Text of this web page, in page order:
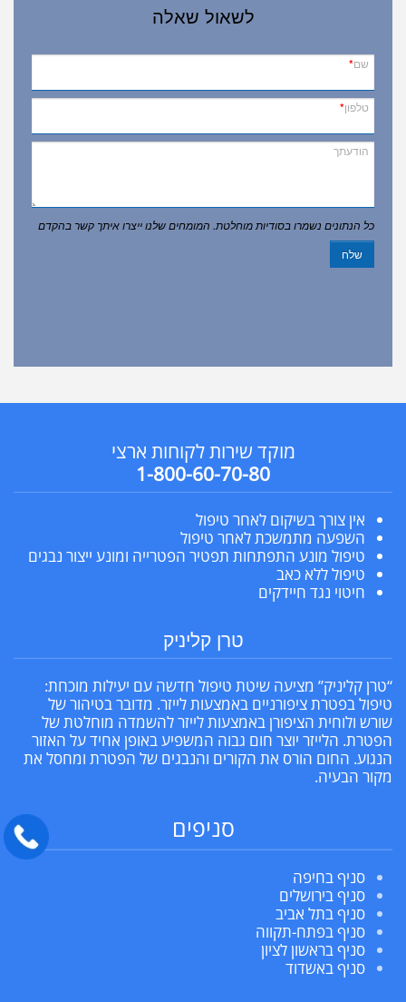
לשאול שאלה
שם*
טלפון*
הודעתך
כל הנתונים נשמרו בסודיות מוחלטת. המומחים שלנו ייצרו איתך קשר בהקדם
שלח
מוקד שירות לקוחות ארצי
1-800-60-70-80
אין צורך בשיקום לאחר טיפול
השפעה מתמשכת לאחר טיפול
טיפול מונע התפתחות תפטיר הפטרייה ומונע ייצור נבגים
טיפול ללא כאב
חיטוי נגד חיידקים
טרן קליניק
“טרן קליניק” מציעה שיטת טיפול חדשה עם יעילות מוכחת:
טיפול בפטרת ציפורניים באמצעות לייזר. מדובר בטיהור של
שורש ולוחית הציפורן באמצעות לייזר להשמדה מוחלטת של
הפטרת. הלייזר יוצר חום גבוה המשפיע באופן אחיד על האזור
הנגוע. החום הורס את הקורים והנבגים של הפטרת ומחסל את
מקור הבעיה.
סניפים
סניף בחיפה
סניף בירושלים
סניף בתל אביב
סניף בפתח-תקווה
סניף בראשון לציון
סניף באשדוד